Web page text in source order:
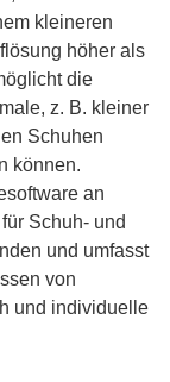
kleineren
höher als
die
z. B. kleiner
Schuhen
können.
an
Schuh- und
und umfasst
von
und individuelle